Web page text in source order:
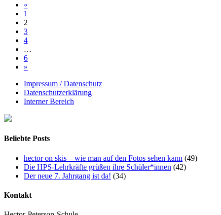
«
1
2
3
4
…
6
»
Impressum / Datenschutz
Datenschutzerklärung
Interner Bereich
Beliebte Posts
hector on skis – wie man auf den Fotos sehen kann (49)
Die HPS-Lehrkräfte grüßen ihre Schüler*innen (42)
Der neue 7. Jahrgang ist da! (34)
Kontakt